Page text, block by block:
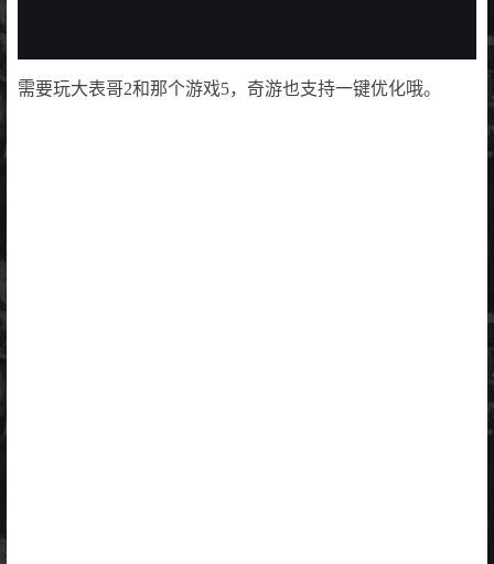
需要玩大表哥2和那个游戏5，奇游也支持一键优化哦。